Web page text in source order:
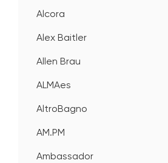
Alcora
Alex Baitler
Allen Brau
ALMAes
AltroBagno
AM.PM
Ambassador